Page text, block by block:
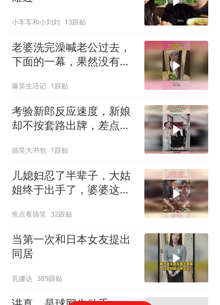
小车车和小刘刘 13跟贴
老婆洗完澡喊老公过去，
下面的一幕，果然没有一
爆笑生活记 1跟贴
考验新郎反应速度，新娘
却不按套路出牌，差点当
搞笑大书包 1跟贴
儿媳妇忍了半辈子，大姑
姐终于出手了，婆婆这一
焦点看搞笑 32跟贴
当第一次和日本女友提出
同居
瓦娜达 389跟贴